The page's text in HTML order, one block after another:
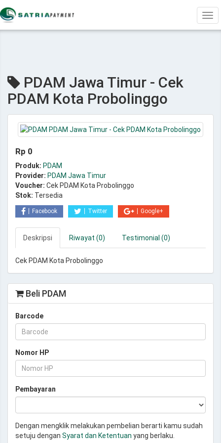
PDAM Jawa Timur - Cek
PDAM Kota Probolinggo
Rp 0
Produk: PDAM
Provider: PDAM Jawa Timur
Voucher: Cek PDAM Kota Probolinggo
Stok: Tersedia
Facebook Twitter Google+
Deskripsi Riwayat (0) Testimonial (0)
Cek PDAM Kota Probolinggo
Beli PDAM
Barcode
Nomor HP
Pembayaran
Dengan mengklik melakukan pembelian berarti kamu sudah
setuju dengan Syarat dan Ketentuan yang berlaku.